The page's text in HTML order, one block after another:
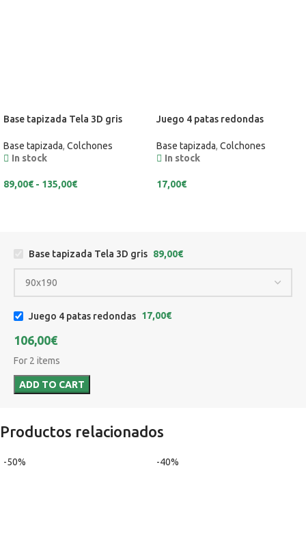
Base tapizada Tela 3D gris
Base tapizada, Colchones
In stock
89,00€ - 135,00€
Juego 4 patas redondas
Base tapizada, Colchones
In stock
17,00€
Base tapizada Tela 3D gris 89,00€
Juego 4 patas redondas 17,00€
106,00€
For 2 items
ADD TO CART
Productos relacionados
-50% -40%